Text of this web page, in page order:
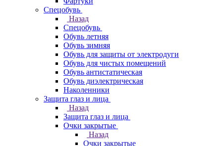
Спецобувь
Назад
Спецобувь
Обувь летняя
Обувь зимняя
Обувь для защиты от электродуги
Обувь для чистых помещений
Обувь антистатическая
Обувь диэлектрическая
Наколенники
Защита глаз и лица
Назад
Защита глаз и лица
Очки закрытые
Назад
Очки закрытые